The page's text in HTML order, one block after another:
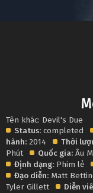
Tên khác: Devil's Due
Status: completed
hành: 2014 Thời
Phút
Quốc gia: Âu
Định dạng: Phim lẻ
Đạo diễn: Matt
Tyler Gillett
Diễn